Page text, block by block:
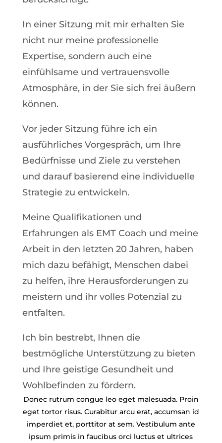
In einer Sitzung mit mir erhalten Sie
nicht nur meine professionelle
Expertise, sondern auch eine
einfühlsame und vertrauensvolle
Atmosphäre, in der Sie sich frei äußern
können.
Vor jeder Sitzung führe ich ein
ausführliches Vorgespräch, um Ihre
Bedürfnisse und Ziele zu verstehen
und darauf basierend eine individuelle
Strategie zu entwickeln.
Meine Qualifikationen und
Erfahrungen als EMT Coach und meine
Arbeit in den letzten 20 Jahren, haben
mich dazu befähigt, Menschen dabei
zu helfen, ihre Herausforderungen zu
meistern und ihr volles Potenzial zu
entfalten.
Ich bin bestrebt, Ihnen die
bestmögliche Unterstützung zu bieten
und Ihre geistige Gesundheit und
Wohlbefinden zu fördern.
Donec rutrum congue leo eget malesuada. Proin
eget tortor risus. Curabitur arcu erat, accumsan id
imperdiet et, porttitor at sem. Vestibulum ante
ipsum primis in faucibus orci luctus et ultrices